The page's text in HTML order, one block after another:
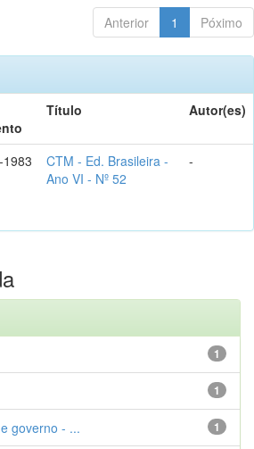
Anterior 1 Póximo
Título Autor(es)
CTM - Ed. Brasileira -
Ano VI - Nº 52
-
1
1
1
governo - ...